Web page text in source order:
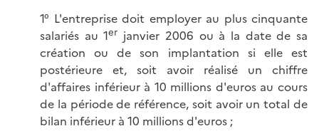
1° L'entreprise doit employer au plus cinquante
salariés au 1er janvier 2006 ou à la date de sa
création ou de son implantation si elle est
postérieure et, soit avoir réalisé un chiffre
d'affaires inférieur à 10 millions d'euros au cours
de la période de référence, soit avoir un total de
bilan inférieur à 10 millions d'euros ;